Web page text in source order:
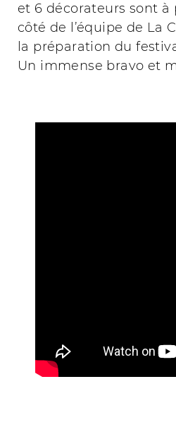
et 6 décorateurs sont à
côté de l’équipe de La
la préparation du
Un immense bravo et